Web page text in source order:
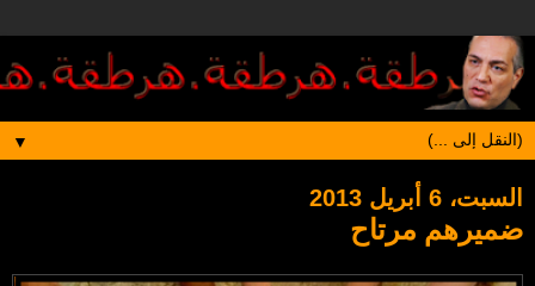
▼
السبت، 6 أبريل 2013
ضميرهم مرتاح